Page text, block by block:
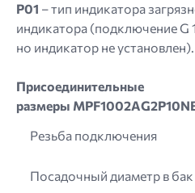
P01 – тип индикатора
индикатора (подключение G
но индикатор не установлен).
Присоединительные
размеры
Резьба подключения
Посадочный диаметр в бак